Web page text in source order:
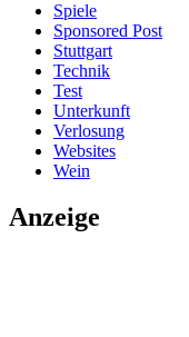
Spiele
Sponsored Post
Stuttgart
Technik
Test
Unterkunft
Verlosung
Websites
Wein
Anzeige